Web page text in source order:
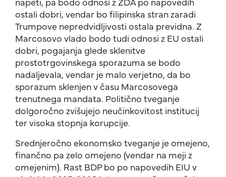
ostali dobri, vendar bo filipinska stran zaradi
Trumpove nepredvidljivosti ostala previdna. Z
Marcosovo vlado bodo tudi odnosi z EU ostali
dobri, pogajanja glede sklenitve
prostotrgovinskega sporazuma se bodo
nadaljevala, vendar je malo verjetno, da bo
sporazum sklenjen v času Marcosovega
trenutnega mandata. Politično tveganje
dolgoročno zvišujejo neučinkovitost institucij
ter visoka stopnja korupcije.
Srednjeročno ekonomsko tveganje je omejeno,
finančno pa zelo omejeno (vendar na meji z
omejenim). Rast BDP bo po napovedih EIU v